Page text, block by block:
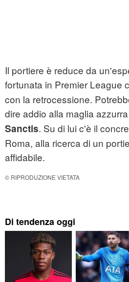
Il portiere è reduce da
fortunata in Premier League
con la retrocessione.
dire addio alla maglia
Sanctis. Su di lui c'è il
Roma, alla ricerca di un
affidabile.
© RIPRODUZIONE VIETATA
Di tendenza oggi